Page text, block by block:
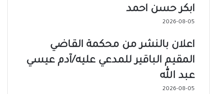
ابكر حسن احمد
2026-08-05
اعلان بالنشر من محكمة القاضي
المقيم الباقير للمدعي عليه/آدم عيسي
عبد الله
2026-08-05